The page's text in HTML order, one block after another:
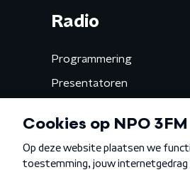
Radio
Programmering
Presentatoren
Gemist
Algemene voorwaarden